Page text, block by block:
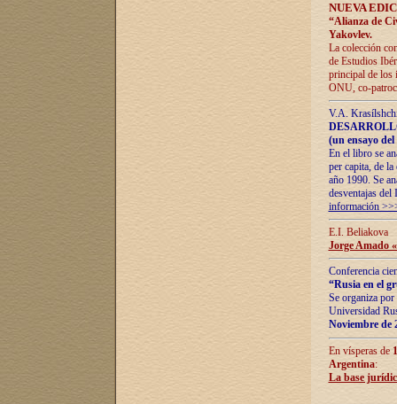
NUEVA
“Alianza de
Yakovlev.
La colección
de Estudios
principal de los
ONU, co-
V.A.
(un ensayo
En el libro se
per capita, de
año 1990. Se
desventajas
información
E.I. Beliakova
Jorge Amado
Conferencia
“Rusia en el
Se organiza
Universidad
Noviembre de
En vísperas de
Argentina:
La base